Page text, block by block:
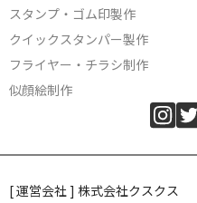
スタンプ・ゴム印製作
クイックスタンパー製作
フライヤー・チラシ制作
似顔絵制作
[ 運営会社 ] 株式会社クスクス